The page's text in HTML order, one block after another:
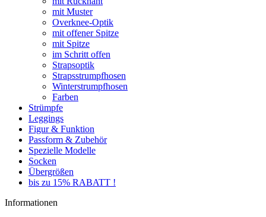
mit Muster
Overknee-Optik
mit offener Spitze
mit Spitze
im Schritt offen
Strapsoptik
Strapsstrumpfhosen
Winterstrumpfhosen
Farben
Strümpfe
Leggings
Figur & Funktion
Passform & Zubehör
Spezielle Modelle
Socken
Übergrößen
bis zu 15% RABATT !
Informationen